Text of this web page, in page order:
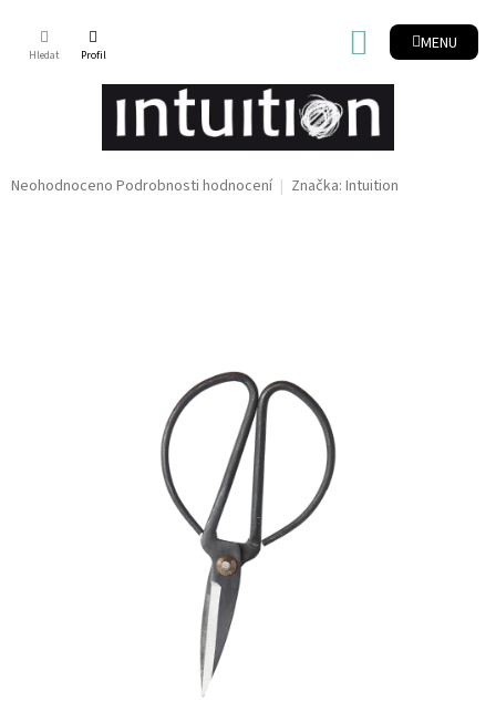
obsah
NÁKUPNÍ
KOŠÍK
Průměrné
Neohodnoceno Podrobnosti hodnocení Značka: Intuition